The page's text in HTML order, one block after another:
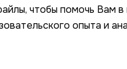
чтобы помочь Вам в
опыта и